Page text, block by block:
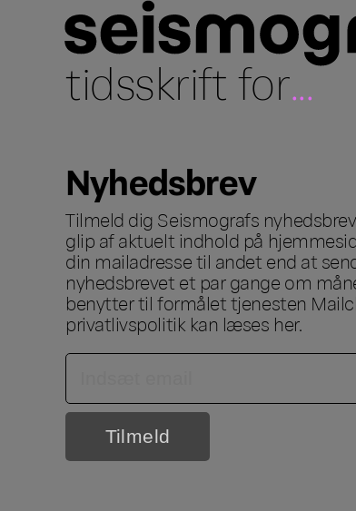
tidsskrift for...
Nyhedsbrev
Tilmeld dig Seismografs
glip af aktuelt indhold på
din mailadresse til andet end at
nyhedsbrevet et par gange om
benytter til formålet tjenesten
privatlivspolitik kan læses her.